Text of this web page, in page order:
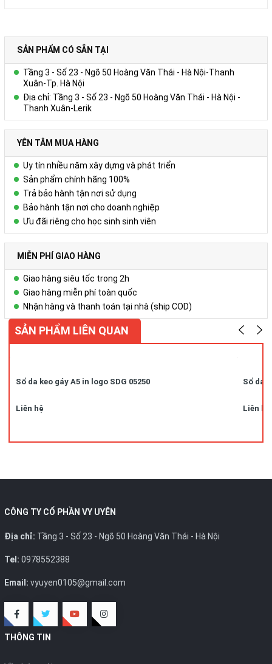
+ Kích thước trang giấy in: 14.5x20.6cm
Số lượng và màu sắc của giấy hay mẫu mã của sản phẩm có
thể được đặt theo yêu cầu của khách hàng.
SẢN PHẨM CÓ SẴN TẠI
Tầng 3 - Số 23 - Ngõ 50 Hoàng Văn Thái - Hà Nội-Thanh
Xuân-Tp. Hà Nội
Địa chỉ: Tầng 3 - Số 23 - Ngõ 50 Hoàng Văn Thái - Hà Nội -
Thanh Xuân-Lerik
YÊN TÂM MUA HÀNG
Uy tín nhiều năm xây dựng và phát triển
Sản phẩm chính hãng 100%
Trả bảo hành tận nơi sử dụng
Bảo hành tận nơi cho doanh nghiệp
Ưu đãi riêng cho học sinh sinh viên
MIỄN PHÍ GIAO HÀNG
Giao hàng siêu tốc trong 2h
Giao hàng miễn phí toàn quốc
Nhận hàng và thanh toán tại nhà (ship COD)
SẢN PHẨM LIÊN QUAN
Sổ da keo gáy A5 in logo SDG 05250
Liên hệ
Sổ da
Liên hệ
CÔNG TY CỔ PHẦN VY UYÊN
Địa chỉ: Tầng 3 - Số 23 - Ngõ 50 Hoàng Văn Thái - Hà Nội
Tel: 0978552388
Email: vyuyen0105@gmail.com
THÔNG TIN